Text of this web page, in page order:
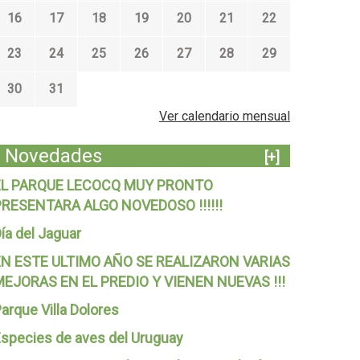
16 17 18 19 20 21 22
23 24 25 26 27 28 29
30
31
Ver calendario mensual
Novedades
[+]
PARQUE LECOCQ MUY PRONTO
ALGO NOVEDOSO !!!!!!
del Jaguar
ESTE ULTIMO AÑO SE REALIZARON VARIAS
EN EL PREDIO Y VIENEN NUEVAS !!!
Villa Dolores
de aves del Uruguay